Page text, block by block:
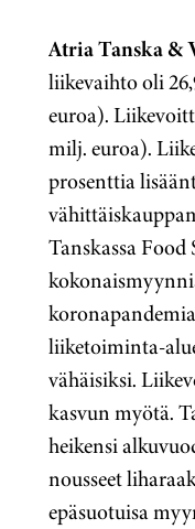
Atria Tanska &
liikevaihto oli
euroa).
milj. euroa).
prosenttia
Tanskassa
liiketoiminta-
vähäisiksi.
kasvun myötä.
heikensi
nousseet
epäsuotuisa